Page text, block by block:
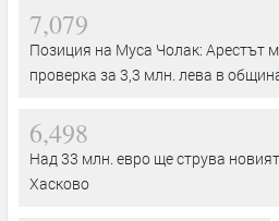
7,079
Позиция на Муса Чолак: Арестът
проверка за 3,3 млн. лева в
6,498
Над 33 млн. евро ще струва
Хасково